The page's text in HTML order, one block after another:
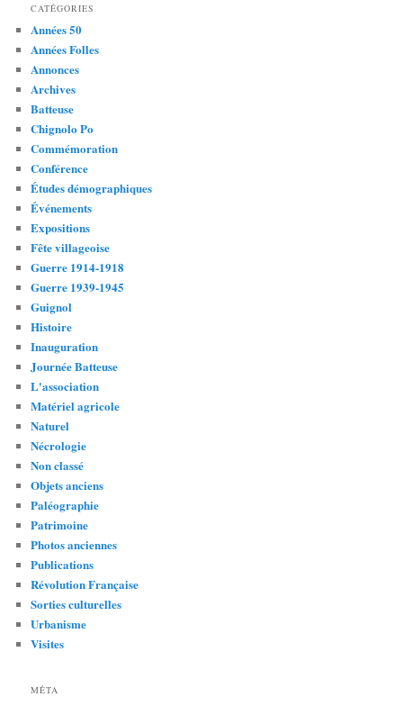
CATÉGORIES
Années 50
Années Folles
Annonces
Archives
Batteuse
Chignolo Po
Commémoration
Conférence
Études démographiques
Événements
Expositions
Fête villageoise
Guerre 1914-1918
Guerre 1939-1945
Guignol
Histoire
Inauguration
Journée Batteuse
L'association
Matériel agricole
Naturel
Nécrologie
Non classé
Objets anciens
Paléographie
Patrimoine
Photos anciennes
Publications
Révolution Française
Sorties culturelles
Urbanisme
Visites
MÉTA